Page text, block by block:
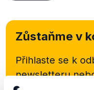
Zůstaňme v
Přihlaste se k
newsletteru